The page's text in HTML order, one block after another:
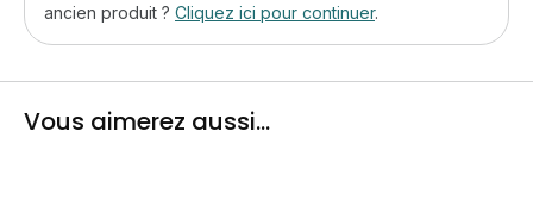
ancien produit ? Cliquez ici pour continuer.
Vous aimerez aussi...